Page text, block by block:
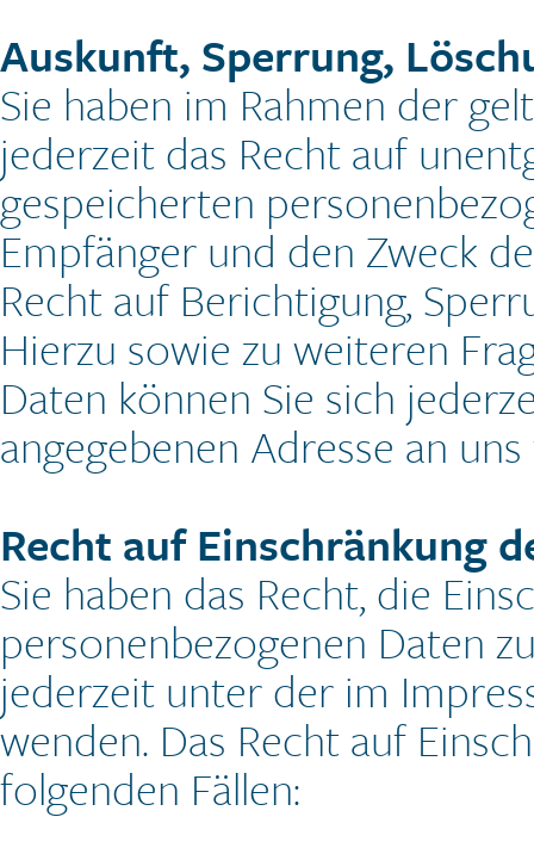
Auskunft, Sperrung,
Sie haben im Rahmen der
jederzeit das Recht auf
gespeicherten
Empfänger und den Zweck
Recht auf Berichtigung,
Hierzu sowie zu weiteren
Daten können Sie sich
angegebenen Adresse an
Recht auf Einschränkung
Sie haben das Recht, die
personenbezogenen Daten
jederzeit unter der im
wenden. Das Recht auf
folgenden Fällen: